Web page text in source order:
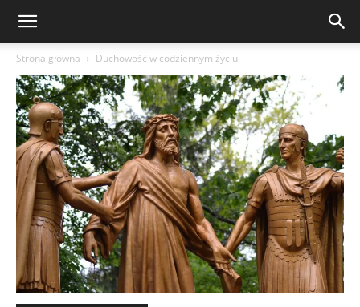
Strona główna Duchowość w codziennym życiu